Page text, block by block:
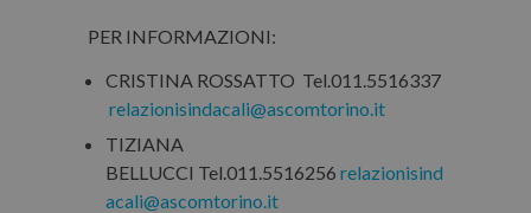
PER INFORMAZIONI:
CRISTINA ROSSATTO Tel.011.5516337
relazionisindacali@ascomtorino.it
TIZIANA
BELLUCCI Tel.011.5516256 relazionisind
acali@ascomtorino.it